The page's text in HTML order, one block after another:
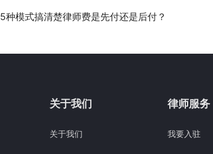
5种模式搞清楚律师费是先付还是后付？
关于我们
关于我们
律师服务
我要入驻